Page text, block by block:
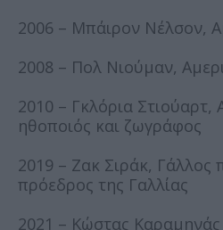
2006 – Μπάιρον Νέλσον,
2008 – Πολ Νιούμαν,
2010 – Γκλόρια Στιούαρτ,
ηθοποιός και ζωγράφος
2019 – Ζακ Σιράκ, Γάλλος
πρόεδρος της Γαλλίας
2021 – Κώστας Καραμηνάς